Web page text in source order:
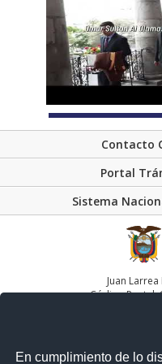
En cumplimiento de lo
Contacto
Portal
Sistema
Juan
Código Postal: